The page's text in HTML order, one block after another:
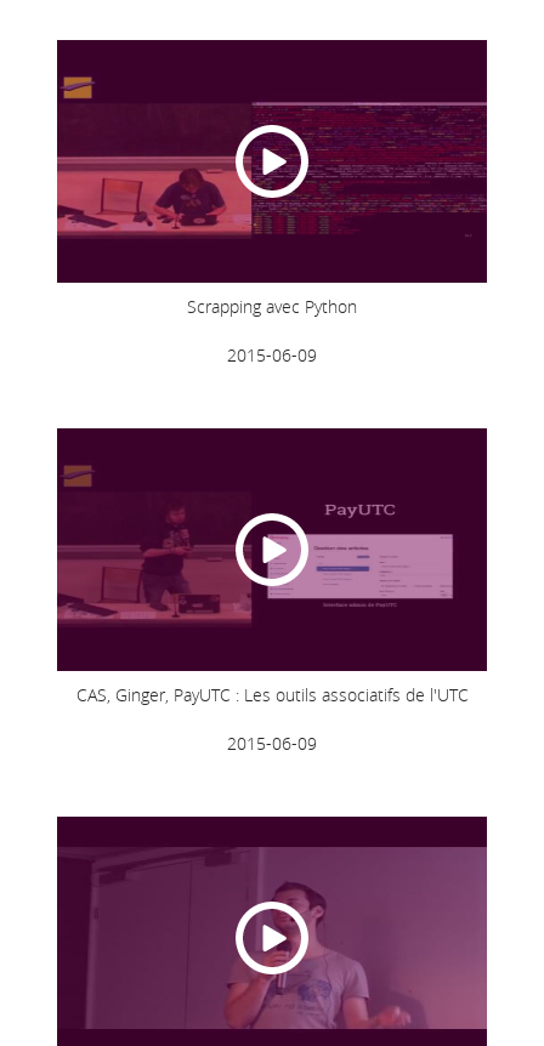
Scrapping avec Python
2015-06-09
CAS, Ginger, PayUTC : Les outils associatifs de l'UTC
2015-06-09